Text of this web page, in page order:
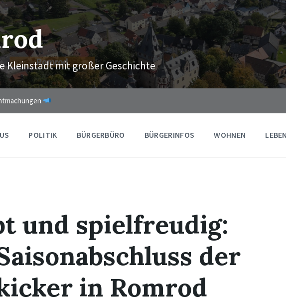
Kleinstadt mit großer Geschichte
POLITIK BÜRGERBÜRO BÜRGERINFOS WOHNEN LEBEN
und spielfreudig:
der
in Romrod